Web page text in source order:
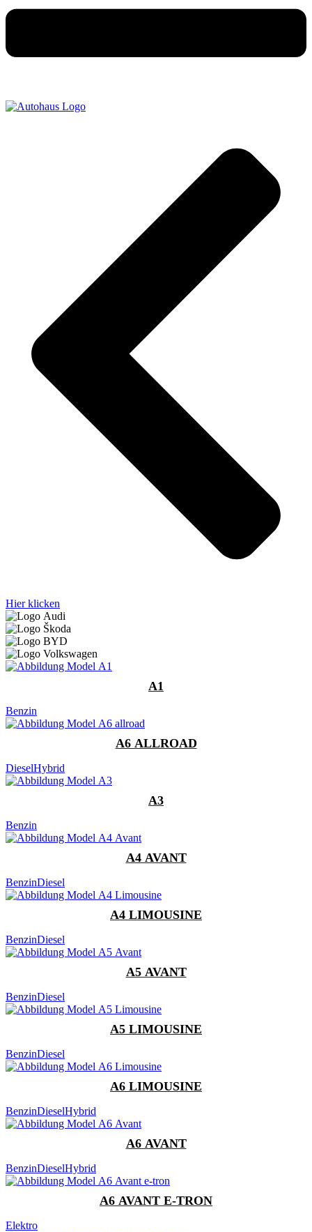
Hier klicken
A1
Benzin
A6 ALLROAD
DieselHybrid
A3
Benzin
A4 AVANT
BenzinDiesel
A4 LIMOUSINE
BenzinDiesel
A5 AVANT
BenzinDiesel
A5 LIMOUSINE
BenzinDiesel
A6 LIMOUSINE
BenzinDieselHybrid
A6 AVANT
BenzinDieselHybrid
A6 AVANT E-TRON
Elektro